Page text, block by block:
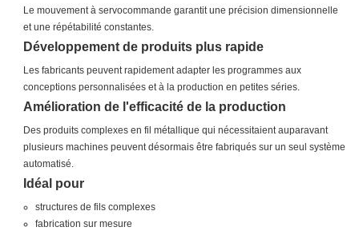
Le mouvement à servocommande garantit une précision dimensionnelle
et une répétabilité constantes.
Développement de produits plus rapide
Les fabricants peuvent rapidement adapter les programmes aux
conceptions personnalisées et à la production en petites séries.
Amélioration de l'efficacité de la production
Des produits complexes en fil métallique qui nécessitaient auparavant
plusieurs machines peuvent désormais être fabriqués sur un seul système
automatisé.
Idéal pour
structures de fils complexes
fabrication sur mesure